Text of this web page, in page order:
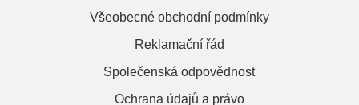
Všeobecné obchodní podmínky
Reklamační řád
Společenská odpovědnost
Ochrana údajů a právo